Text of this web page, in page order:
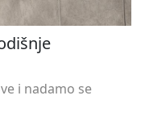
i nadamo se